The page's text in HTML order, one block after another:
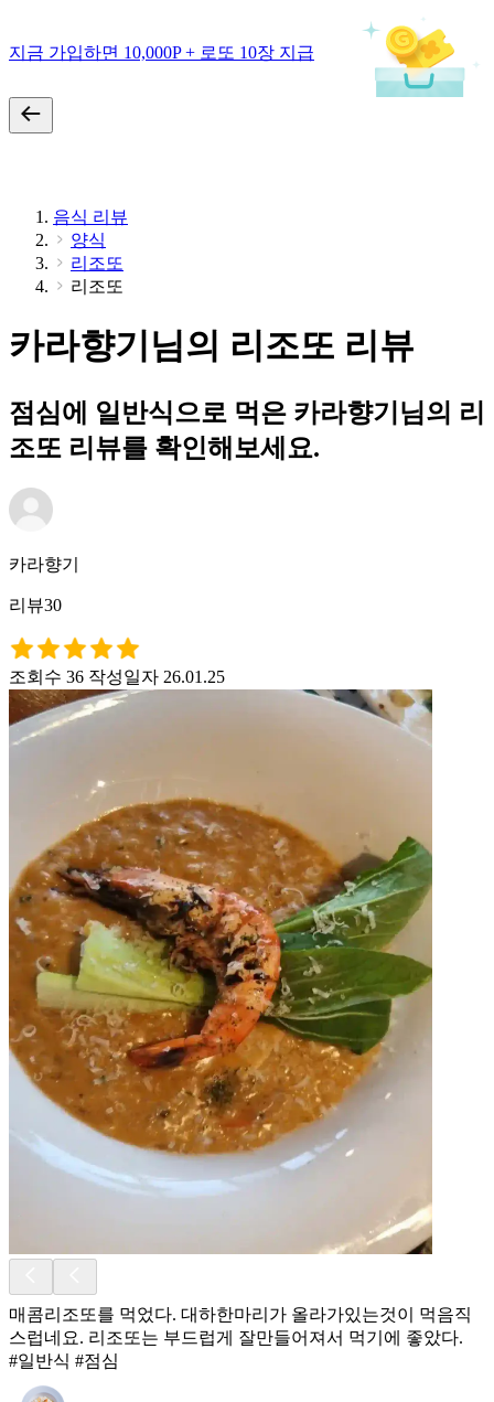
지금 가입하면 10,000P + 로또 10장 지급
음식 리뷰
양식
리조또
리조또
카라향기님의 리조또 리뷰
점심에 일반식으로 먹은 카라향기님의 리
조또 리뷰를 확인해보세요.
카라향기
리뷰30
조회수 36 작성일자 26.01.25
매콤리조또를 먹었다. 대하한마리가 올라가있는것이 먹음직
스럽네요. 리조또는 부드럽게 잘만들어져서 먹기에 좋았다.
#일반식 #점심